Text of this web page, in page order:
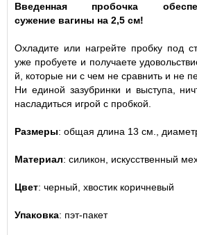
Вве­ден­ная про­бочка
сужение вагины на 2,5 см!
Охладите или нагрейте пробку под
уже пробуете и получаете
й, кото­рые ни с чем не сравнить и не
Ни единой зазубринки и выступа,
насладиться игрой с пробкой.
Размеры: общая длина 13 см.,
Материал: силикон, искусственный
Цвет: черный, хвостик коричневый
Упаковка: пэт-пакет